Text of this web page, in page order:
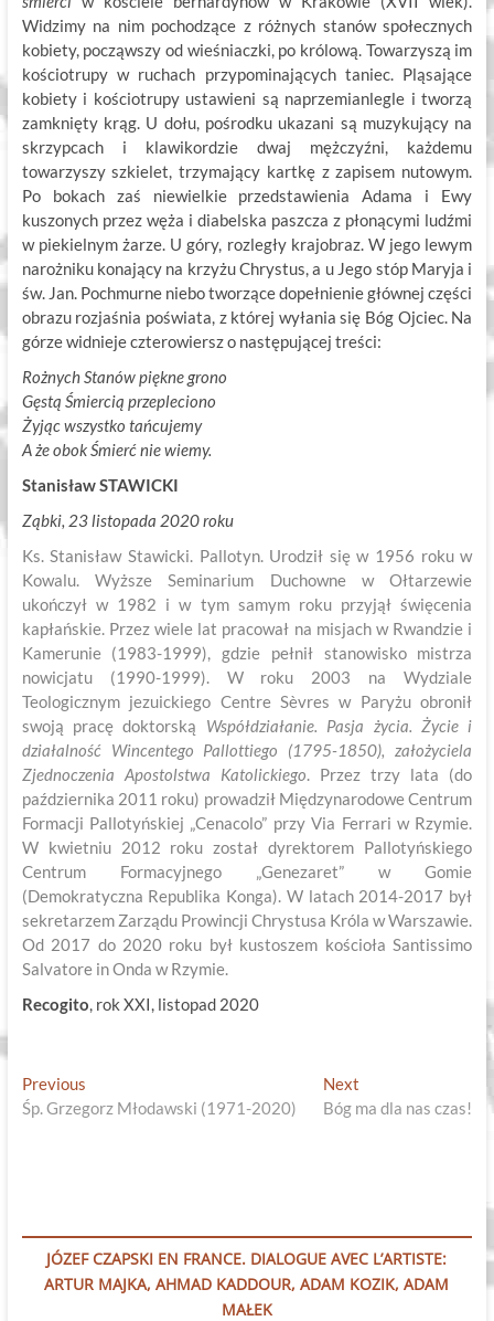
Widzimy na nim pochodzące z różnych stanów społecznych
kobiety, począwszy od wieśniaczki, po królową. Towarzyszą im
kościotrupy w ruchach przypominających taniec. Pląsające
kobiety i kościotrupy ustawieni są naprzemianlegle i tworzą
zamknięty krąg. U dołu, pośrodku ukazani są muzykujący na
skrzypcach i klawikordzie dwaj mężczyźni, każdemu
towarzyszy szkielet, trzymający kartkę z zapisem nutowym.
Po bokach zaś niewielkie przedstawienia Adama i Ewy
kuszonych przez węża i diabelska paszcza z płonącymi ludźmi
w piekielnym żarze. U góry, rozległy krajobraz. W jego lewym
narożniku konający na krzyżu Chrystus, a u Jego stóp Maryja i
św. Jan. Pochmurne niebo tworzące dopełnienie głównej części
obrazu rozjaśnia poświata, z której wyłania się Bóg Ojciec. Na
górze widnieje czterowiersz o następującej treści:
Rożnych Stanów piękne grono
Gęstą Śmiercią przepleciono
Żyjąc wszystko tańcujemy
A że obok Śmierć nie wiemy.
Stanisław STAWICKI
Ząbki, 23 listopada 2020 roku
Ks. Stanisław Stawicki. Pallotyn. Urodził się w 1956 roku w
Kowalu. Wyższe Seminarium Duchowne w Ołtarzewie
ukończył w 1982 i w tym samym roku przyjął święcenia
kapłańskie. Przez wiele lat pracował na misjach w Rwandzie i
Kamerunie (1983-1999), gdzie pełnił stanowisko mistrza
nowicjatu (1990-1999). W roku 2003 na Wydziale
Teologicznym jezuickiego Centre Sèvres w Paryżu obronił
swoją pracę doktorską Współdziałanie. Pasja życia. Życie i
działalność Wincentego Pallottiego (1795-1850), założyciela
Zjednoczenia Apostolstwa Katolickiego. Przez trzy lata (do
października 2011 roku) prowadził Międzynarodowe Centrum
Formacji Pallotyńskiej „Cenacolo” przy Via Ferrari w Rzymie.
W kwietniu 2012 roku został dyrektorem Pallotyńskiego
Centrum Formacyjnego „Genezaret” w Gomie
(Demokratyczna Republika Konga). W latach 2014-2017 był
sekretarzem Zarządu Prowincji Chrystusa Króla w Warszawie.
Od 2017 do 2020 roku był kustoszem kościoła Santissimo
Salvatore in Onda w Rzymie.
Recogito, rok XXI, listopad 2020
Nawigacja
wpisu
PreviousPrevious
post:
Śp. Grzegorz Młodawski (1971-2020)
Next
post:
Bóg ma dla nas czas!
JÓZEF CZAPSKI EN FRANCE. DIALOGUE AVEC L’ARTISTE:
ARTUR MAJKA, AHMAD KADDOUR, ADAM KOZIK, ADAM
MAŁEK